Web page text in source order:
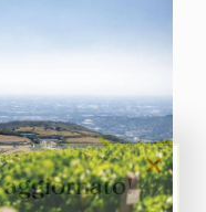
della
tua casella.